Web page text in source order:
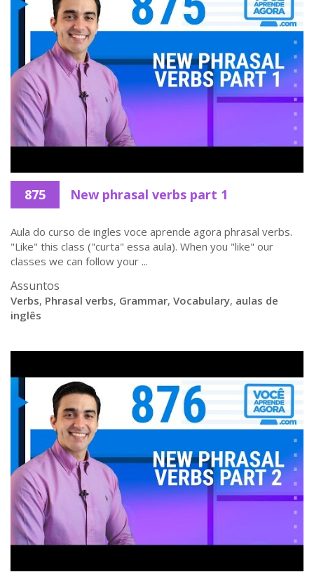
875 New phrasal verbs part 1
Aula do curso de ingles voce aprende agora phrasal verbs.
"Like" this class ("curta" essa aula). When you "like" our
classes we can follow your ...
Assuntos
Verbs, Phrasal verbs, Grammar, Vocabulary, aulas de
inglês